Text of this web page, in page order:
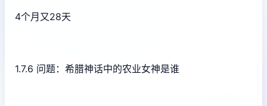
4个月又28天
1.7.6 问题：希腊神话中的农业女神是谁